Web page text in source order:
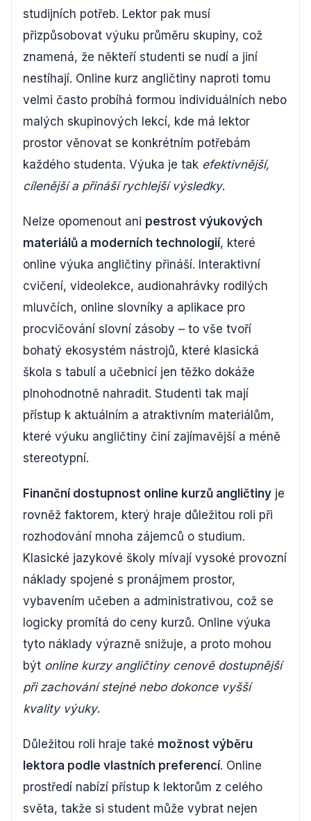
studijních potřeb. Lektor pak musí
přizpůsobovat výuku průměru skupiny, což
znamená, že někteří studenti se nudí a jiní
nestíhají. Online kurz angličtiny naproti tomu
velmi často probíhá formou individuálních nebo
malých skupinových lekcí, kde má lektor
prostor věnovat se konkrétním potřebám
každého studenta. Výuka je tak efektivnější,
cílenější a přináší rychlejší výsledky.
Nelze opomenout ani pestrost výukových
materiálů a moderních technologií, které
online výuka angličtiny přináší. Interaktivní
cvičení, videolekce, audionahrávky rodilých
mluvčích, online slovníky a aplikace pro
procvičování slovní zásoby – to vše tvoří
bohatý ekosystém nástrojů, které klasická
škola s tabulí a učebnicí jen těžko dokáže
plnohodnotně nahradit. Studenti tak mají
přístup k aktuálním a atraktivním materiálům,
které výuku angličtiny činí zajímavější a méně
stereotypní.
Finanční dostupnost online kurzů angličtiny je
rovněž faktorem, který hraje důležitou roli při
rozhodování mnoha zájemců o studium.
Klasické jazykové školy mívají vysoké provozní
náklady spojené s pronájmem prostor,
vybavením učeben a administrativou, což se
logicky promítá do ceny kurzů. Online výuka
tyto náklady výrazně snižuje, a proto mohou
být online kurzy angličtiny cenově dostupnější
při zachování stejné nebo dokonce vyšší
kvality výuky.
Důležitou roli hraje také možnost výběru
lektora podle vlastních preferencí. Online
prostředí nabízí přístup k lektorům z celého
světa, takže si student může vybrat nejen